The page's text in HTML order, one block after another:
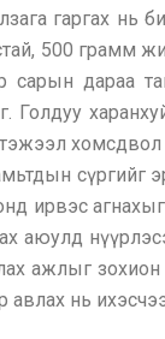
гаргах нь
500 грамм
дараа
сүргийг
ирвэс
аюулд
ажлыг
авлах нь